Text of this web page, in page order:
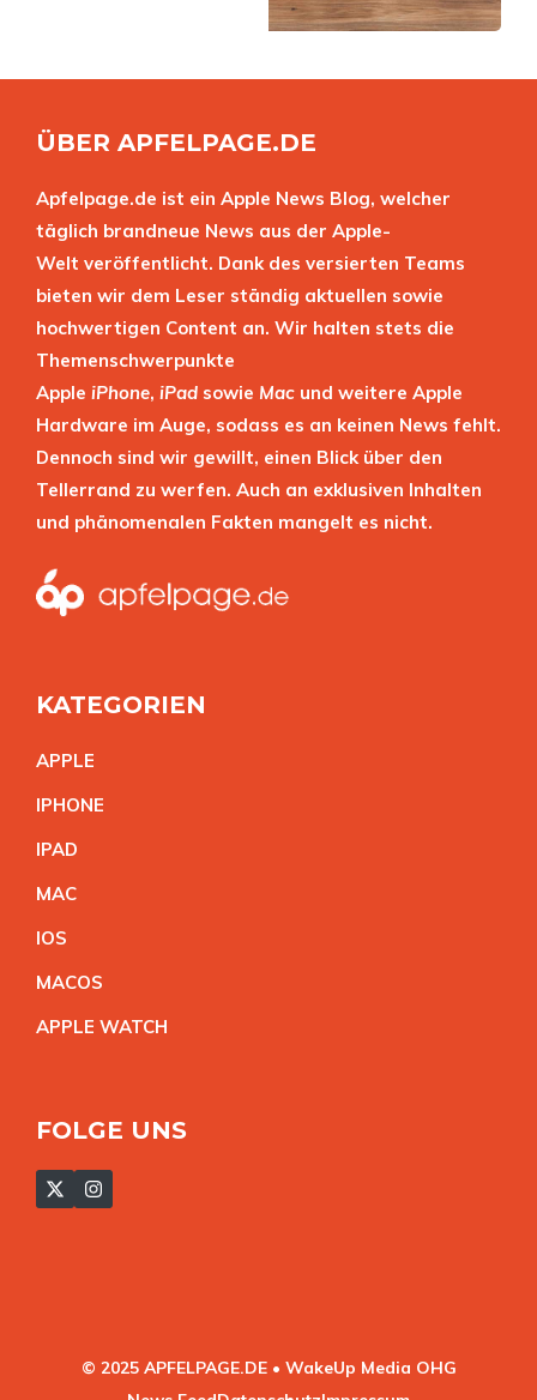
ÜBER APFELPAGE.DE
Apfelpage.de ist ein Apple News Blog, welcher
täglich brandneue News aus der Apple-
Welt veröffentlicht. Dank des versierten Teams
bieten wir dem Leser ständig aktuellen sowie
hochwertigen Content an. Wir halten stets die
Themenschwerpunkte
Apple iPhone, iPad sowie Mac und weitere Apple
Hardware im Auge, sodass es an keinen News fehlt.
Dennoch sind wir gewillt, einen Blick über den
Tellerrand zu werfen. Auch an exklusiven Inhalten
und phänomenalen Fakten mangelt es nicht.
KATEGORIEN
APPLE
IPHONE
IPAD
MAC
IOS
MACOS
APPLE WATCH
FOLGE UNS
© 2025 APFELPAGE.DE • WakeUp Media OHG